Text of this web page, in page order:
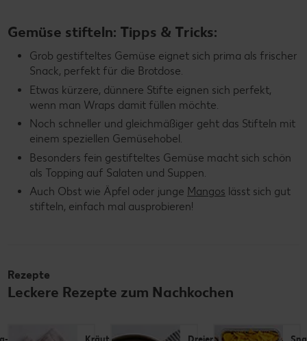
Gemüse stifteln: Tipps & Tricks:
Grob gestifteltes Gemüse eignet sich prima als frischer
Snack, perfekt für die Brotdose.
Etwas kürzere, dünnere Stifte eignen sich perfekt,
wenn man Wraps damit füllen möchte.
Noch schneller und gleichmäßiger geht das Stifteln mit
einem speziellen Gemüsehobel.
Besonders fein gestifteltes Gemüse macht sich schön
als Topping auf Salaten und Suppen.
Auch Obst wie Äpfel oder junge Mangos lässt sich gut
stifteln, einfach mal ausprobieren!
Rezepte
Leckere Rezepte zum Nachkochen